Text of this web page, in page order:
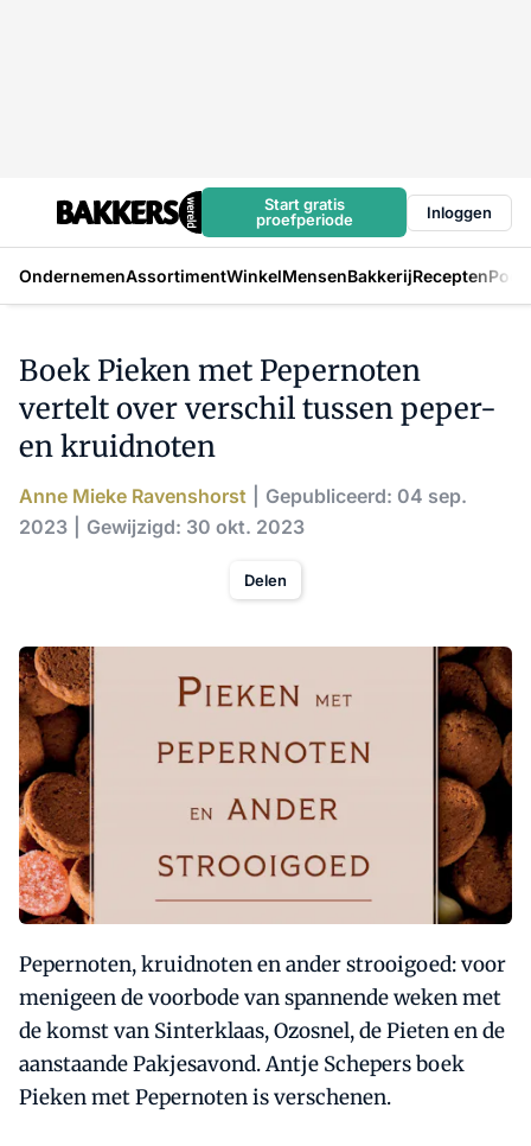
Start gratis
proefperiode
Inloggen
OndernemenAssortimentWinkelMensenBakkerijRecepten
Boek Pieken met Pepernoten
vertelt over verschil tussen peper-
en kruidnoten
Anne Mieke Ravenshorst
Gepubliceerd: 04 sep.
2023
Gewijzigd: 30 okt. 2023
Delen
Pepernoten, kruidnoten en ander strooigoed: voor
menigeen de voorbode van spannende weken met
de komst van Sinterklaas, Ozosnel, de Pieten en de
aanstaande Pakjesavond. Antje Schepers boek
Pieken met Pepernoten is verschenen.